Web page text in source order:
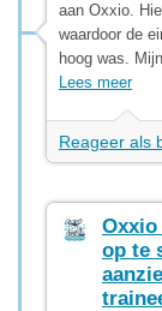
aan Oxxio.
waardoor de
hoog was.
Lees meer
Reageer als
op te